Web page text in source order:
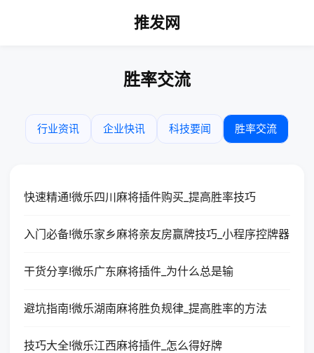
推发网
胜率交流
行业资讯 企业快讯 科技要闻 胜率交流
快速精通!微乐四川麻将插件购买_提高胜率技巧
入门必备!微乐家乡麻将亲友房赢牌技巧_小程序控牌器
干货分享!微乐广东麻将插件_为什么总是输
避坑指南!微乐湖南麻将胜负规律_提高胜率的方法
技巧大全!微乐江西麻将插件_怎么得好牌